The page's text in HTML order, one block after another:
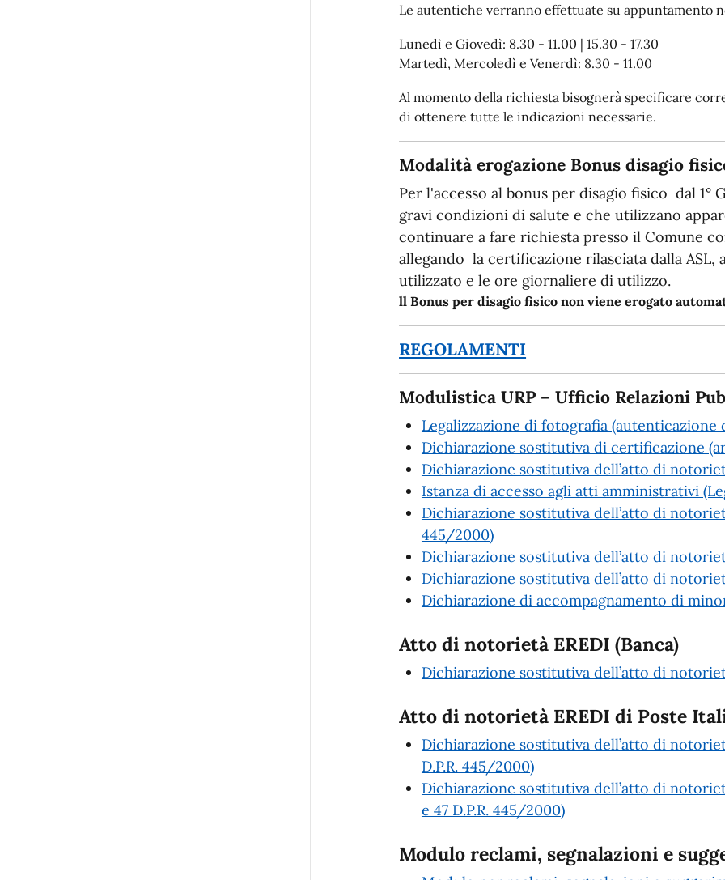
Le autentiche verranno effettuate su appuntamento
Lunedì e Giovedì: 8.30 - 11.00 | 15.30 - 17.30
Martedì, Mercoledì e Venerdì: 8.30 - 11.00
Al momento della richiesta bisognerà specificare
di ottenere tutte le indicazioni necessarie.
Modalità erogazione Bonus disagio
Per l'accesso al bonus per disagio fisico dal 1°
gravi condizioni di salute e che utilizzano
continuare a fare richiesta presso il Comune
allegando la certificazione rilasciata dalla
utilizzato e le ore giornaliere di utilizzo.
ll Bonus per disagio fisico non viene erogato
REGOLAMENTI
Modulistica URP – Ufficio Relazioni
Legalizzazione di fotografia (autenticazione
Dichiarazione sostitutiva di certificazione
Dichiarazione sostitutiva dell’atto di
Istanza di accesso agli atti amministrativi
Dichiarazione sostitutiva dell’atto di
445/2000)
Dichiarazione sostitutiva dell’atto di
Dichiarazione sostitutiva dell’atto di
Dichiarazione di accompagnamento di
Atto di notorietà EREDI (Banca)
Dichiarazione sostitutiva dell’atto di
Atto di notorietà EREDI di Poste
Dichiarazione sostitutiva dell’atto di
D.P.R. 445/2000)
Dichiarazione sostitutiva dell’atto di
e 47 D.P.R. 445/2000)
Modulo reclami, segnalazioni e